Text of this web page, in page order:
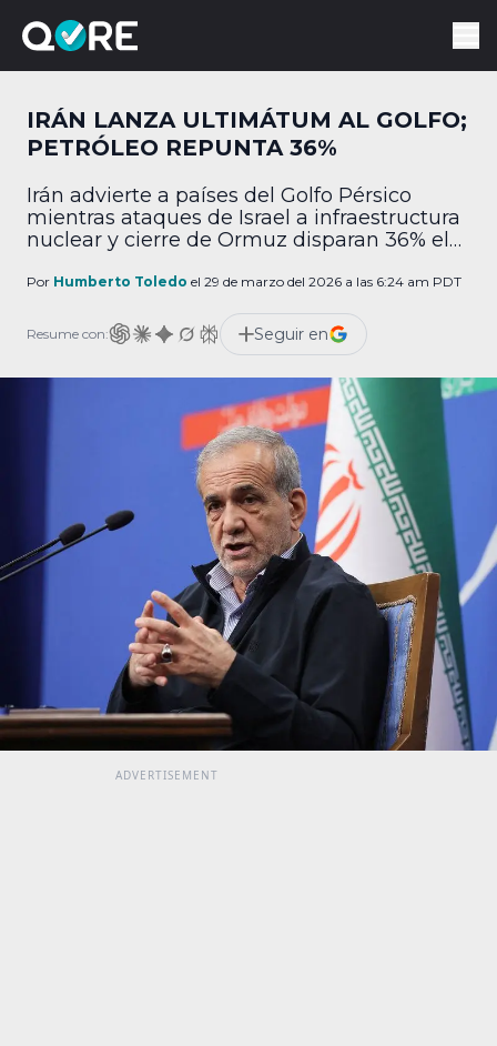
IRÁN LANZA ULTIMÁTUM AL GOLFO;
PETRÓLEO REPUNTA 36%
Irán advierte a países del Golfo Pérsico
mientras ataques de Israel a infraestructura
nuclear y cierre de Ormuz disparan 36% el
Por Humberto Toledo el 29 de marzo del 2026 a las 6:24 am PDT
Resume con: Seguir en